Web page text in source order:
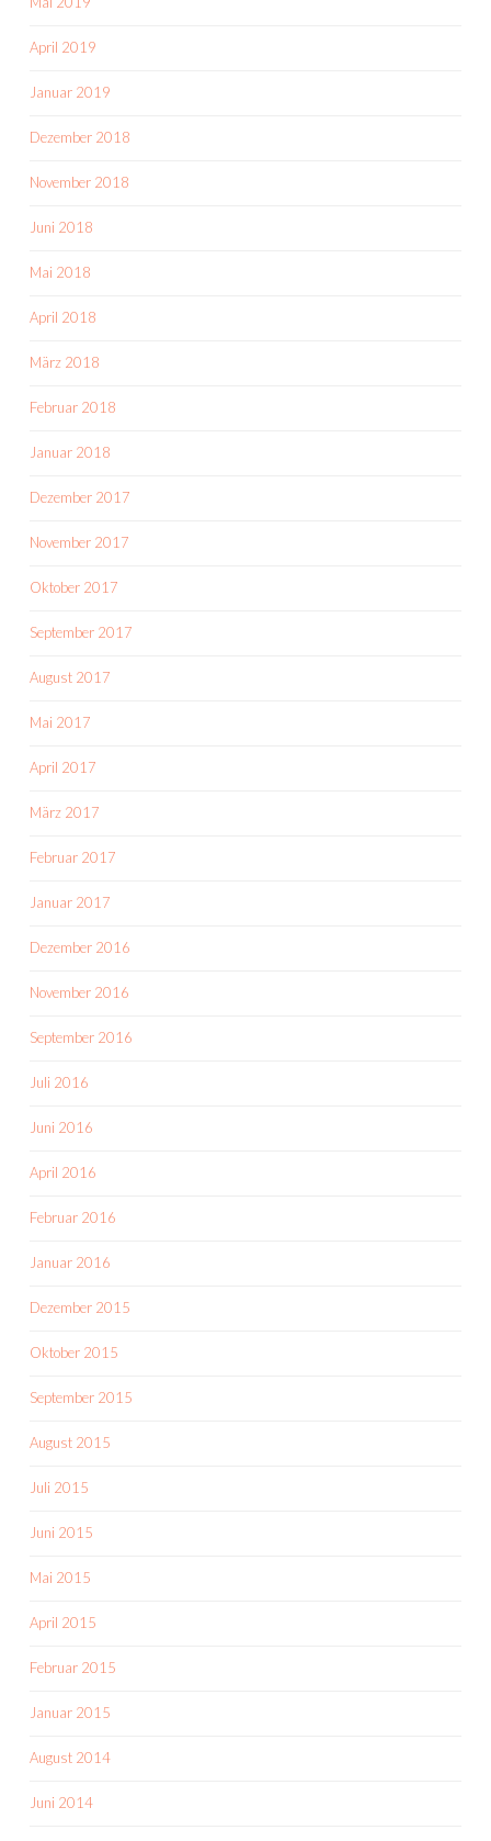
April 2019
Januar 2019
Dezember 2018
November 2018
Juni 2018
Mai 2018
April 2018
März 2018
Februar 2018
Januar 2018
Dezember 2017
November 2017
Oktober 2017
September 2017
August 2017
Mai 2017
April 2017
März 2017
Februar 2017
Januar 2017
Dezember 2016
November 2016
September 2016
Juli 2016
Juni 2016
April 2016
Februar 2016
Januar 2016
Dezember 2015
Oktober 2015
September 2015
August 2015
Juli 2015
Juni 2015
Mai 2015
April 2015
Februar 2015
Januar 2015
August 2014
Juni 2014